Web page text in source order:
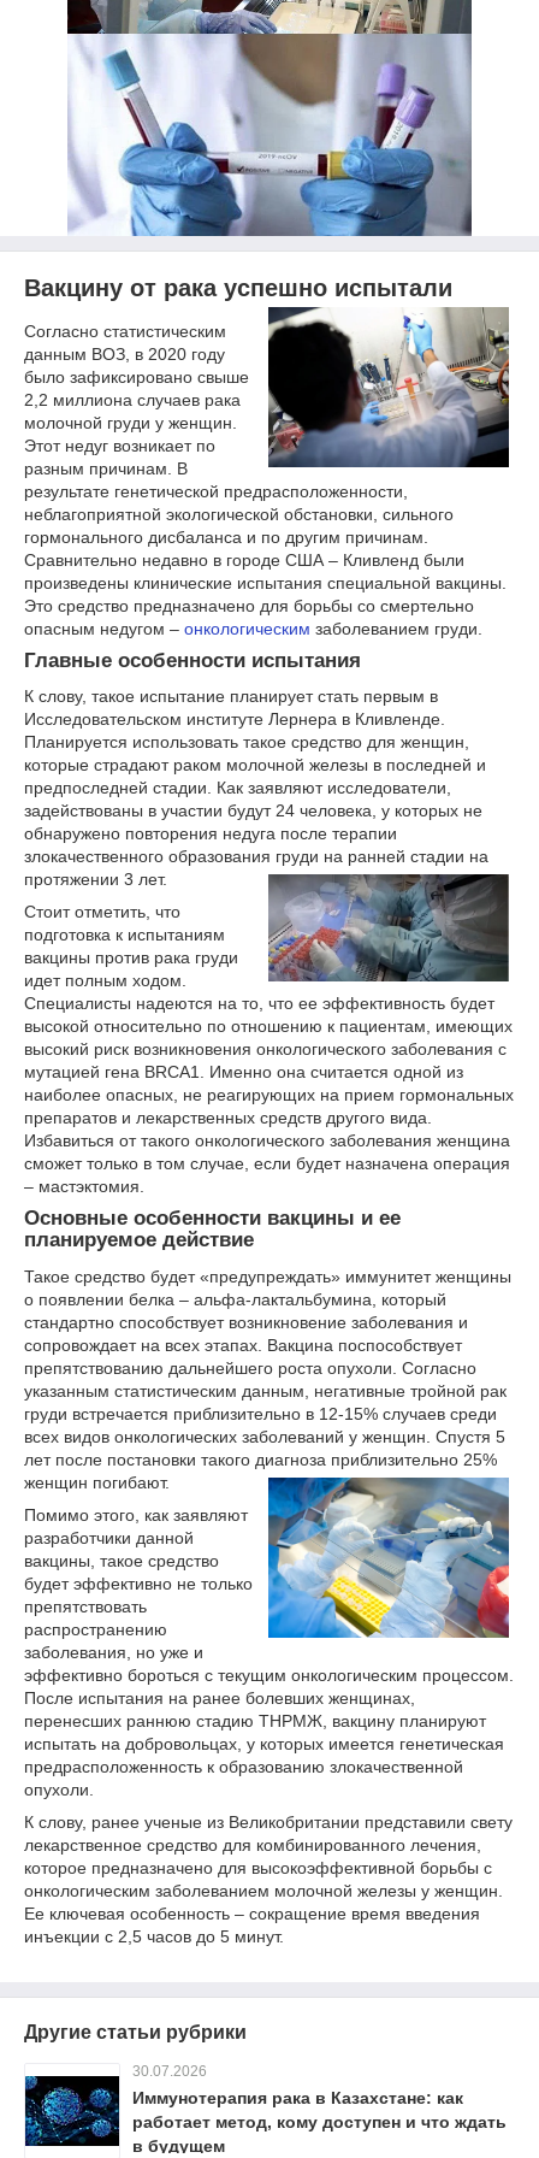
Вакцину от рака успешно испытали
Согласно статистическим
данным ВОЗ, в 2020 году
было зафиксировано свыше
2,2 миллиона случаев рака
молочной груди у женщин.
Этот недуг возникает по
разным причинам. В
результате генетической предрасположенности,
неблагоприятной экологической обстановки, сильного
гормонального дисбаланса и по другим причинам.
Сравнительно недавно в городе США – Кливленд были
произведены клинические испытания специальной вакцины.
Это средство предназначено для борьбы со смертельно
опасным недугом – онкологическим заболеванием груди.
Главные особенности испытания
К слову, такое испытание планирует стать первым в
Исследовательском институте Лернера в Кливленде.
Планируется использовать такое средство для женщин,
которые страдают раком молочной железы в последней и
предпоследней стадии. Как заявляют исследователи,
задействованы в участии будут 24 человека, у которых не
обнаружено повторения недуга после терапии
злокачественного образования груди на ранней стадии на
протяжении 3 лет.
Стоит отметить, что
подготовка к испытаниям
вакцины против рака груди
идет полным ходом.
Специалисты надеются на то, что ее эффективность будет
высокой относительно по отношению к пациентам, имеющих
высокий риск возникновения онкологического заболевания с
мутацией гена BRCA1. Именно она считается одной из
наиболее опасных, не реагирующих на прием гормональных
препаратов и лекарственных средств другого вида.
Избавиться от такого онкологического заболевания женщина
сможет только в том случае, если будет назначена операция
– мастэктомия.
Основные особенности вакцины и ее
планируемое действие
Такое средство будет «предупреждать» иммунитет женщины
о появлении белка – альфа-лактальбумина, который
стандартно способствует возникновение заболевания и
сопровождает на всех этапах. Вакцина поспособствует
препятствованию дальнейшего роста опухоли. Согласно
указанным статистическим данным, негативные тройной рак
груди встречается приблизительно в 12-15% случаев среди
всех видов онкологических заболеваний у женщин. Спустя 5
лет после постановки такого диагноза приблизительно 25%
женщин погибают.
Помимо этого, как заявляют
разработчики данной
вакцины, такое средство
будет эффективно не только
препятствовать
распространению
заболевания, но уже и
эффективно бороться с текущим онкологическим процессом.
После испытания на ранее болевших женщинах,
перенесших раннюю стадию ТНРМЖ, вакцину планируют
испытать на добровольцах, у которых имеется генетическая
предрасположенность к образованию злокачественной
опухоли.
К слову, ранее ученые из Великобритании представили свету
лекарственное средство для комбинированного лечения,
которое предназначено для высокоэффективной борьбы с
онкологическим заболеванием молочной железы у женщин.
Ее ключевая особенность – сокращение время введения
инъекции с 2,5 часов до 5 минут.
Другие статьи рубрики
30.07.2026
Иммунотерапия рака в Казахстане: как
работает метод, кому доступен и что ждать
в будущем